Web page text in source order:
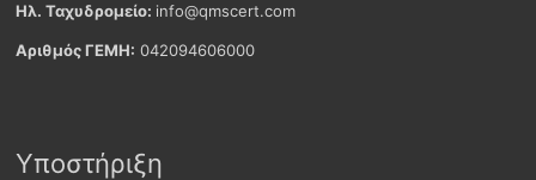
Ηλ. Ταχυδρομείο: info@qmscert.com
Αριθμός ΓΕΜΗ: 042094606000
Υποστήριξη